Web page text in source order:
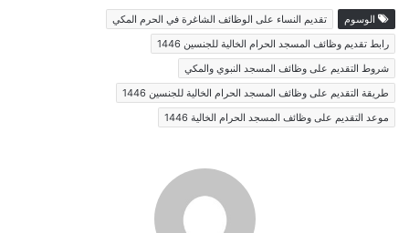
الوسوم
تقديم النساء على الوظائف الشاغرة في الحرم المكي
رابط تقديم وظائف المسجد الحرام الخالية للجنسين 1446
شروط التقديم على وظائف المسجد النبوي والمكي
طريقة التقديم على وظائف المسجد الحرام الخالية للجنسين 1446
موعد التقديم على وظائف المسجد الحرام الخالية 1446